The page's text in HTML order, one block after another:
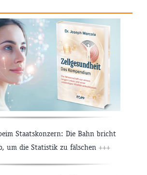
Staatskonzern: Die Bahn bricht
um die Statistik zu fälschen +++